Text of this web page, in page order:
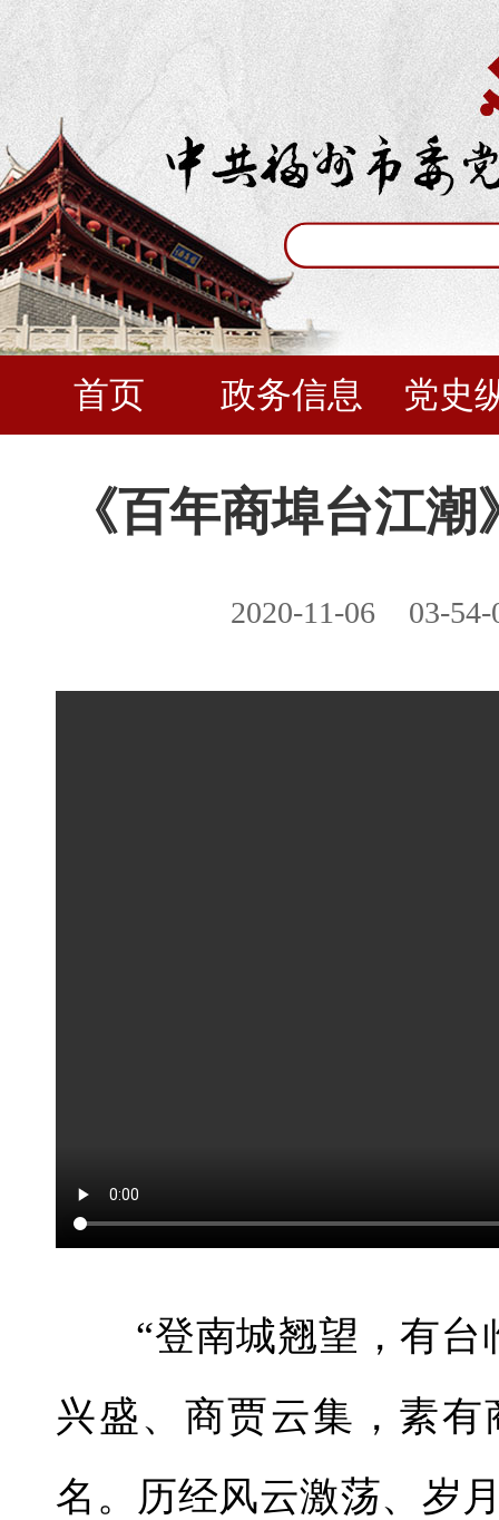
首页 政务信息 党史
《百年商埠台江
2020-11-06 03-54-
“登南城翘望，有
兴盛、商贾云集，素有
名。历经风云激荡、岁